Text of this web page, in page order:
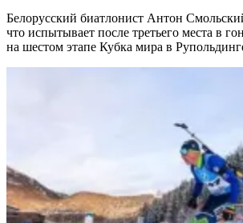
Белорусский биатлонист Антон
что испытывает после третьего места в
на шестом этапе Кубка мира в